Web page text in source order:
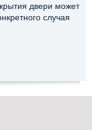
двери может
случая